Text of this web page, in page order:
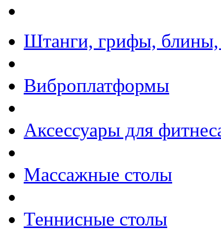
Штанги, грифы, блины,
Виброплатформы
Аксессуары для
Массажные столы
Теннисные столы